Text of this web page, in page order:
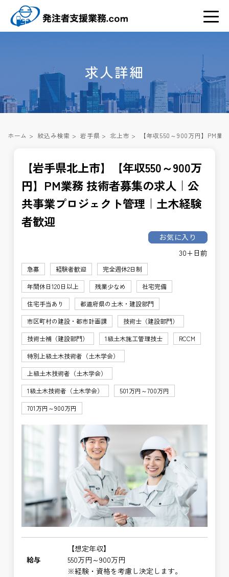
求人詳細
ホーム > 絞込み検索 > 岩手県 > 北上市 > 【年収550～900万円】PM
【岩手県北上市】【年収550～900万
円】PM業務 技術者募集の求人｜公
共事業プロジェクト管理｜土木経験
者歓迎
お気に入り
30+日前
急募 経験者歓迎
完全週休2日制
年間休日120日以上
残業少なめ
社宅完備
住宅手当あり
都道府県の土木・建設部門
市区町村の建設・都市計画課
技術士（建設部門）
技術士補（建設部門）
1級土木施工管理技士
RCCM
特別上級土木技術者（土木学会）
上級土木技術者（土木学会）
1級土木技術者（土木学会）
501万円～700万円
701万円～900万円
給与
【想定年収】
550万円～900万円
※経験・資格を考慮し決定します。